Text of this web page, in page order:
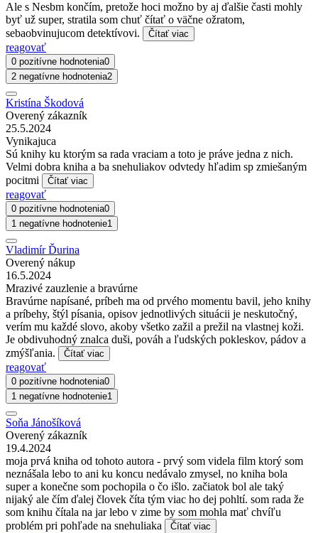
Ale s Nesbm končím, pretože hoci možno by aj ďalšie časti mohly
byť už super, stratila som chuť čítať o väčne ožratom,
sebaobvinujucom detektívovi.
Čítať viac
reagovať
0 pozitívne hodnotenia0
2 negatívne hodnotenia2
Kristína Škodová
Overený zákazník
25.5.2024
Vynikajuca
Sú knihy ku ktorým sa rada vraciam a toto je práve jedna z nich.
Velmi dobra kniha a ba snehuliakov odvtedy hľadim sp zmiešaným
pocitmi
Čítať viac
reagovať
0 pozitívne hodnotenia0
1 negatívne hodnotenie1
Vladimír Ďurina
Overený nákup
16.5.2024
Mrazivé zauzlenie a bravúrne
Bravúrne napísané, príbeh ma od prvého momentu bavil, jeho knihy
a príbehy, štýl písania, opisov jednotlivých situácii je neskutočný,
verím mu každé slovo, akoby všetko zažil a prežil na vlastnej koži.
Je obdivuhodný znalca duši, pováh a ľudských pokleskov, pádov a
zmýšľania.
Čítať viac
reagovať
0 pozitívne hodnotenia0
1 negatívne hodnotenie1
Soňa Jánošíková
Overený zákazník
19.4.2024
moja prvá kniha od tohoto autora - prvý som videla film ktorý som
neznášala lebo to ani ku koncu nedávalo zmysel, no kniha bola
super a konečne som pochopila o čo išlo. začiatok bol ale taký
nijaký ale čím ďalej človek číta tým viac ho dej pohltí. som rada že
som knihu čítala na jar lebo v zime by som mohla mať chvíľu
problém pri pohľade na snehuliaka
Čítať viac